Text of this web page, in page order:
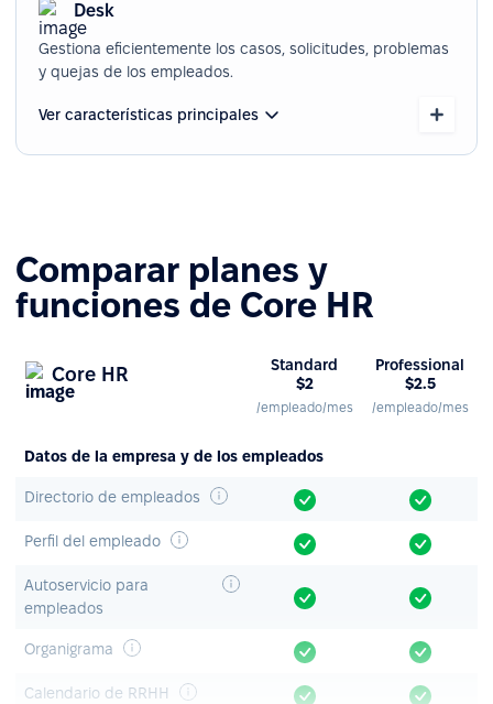
Desk
Gestiona eficientemente los casos, solicitudes, problemas
y quejas de los empleados.
Ver características principales
Comparar planes y
funciones de Core HR
Core HR
Standard
$2
/empleado/mes
Professional
$2.5
/empleado/mes
Datos de la empresa y de los empleados
Directorio de empleados
Perfil del empleado
Autoservicio para
empleados
Organigrama
Calendario de RRHH